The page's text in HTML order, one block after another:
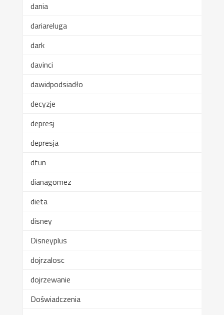
dania
dariareluga
dark
davinci
dawidpodsiadło
decyzje
depresj
depresja
dfun
dianagomez
dieta
disney
Disneyplus
dojrzalosc
dojrzewanie
Doświadczenia